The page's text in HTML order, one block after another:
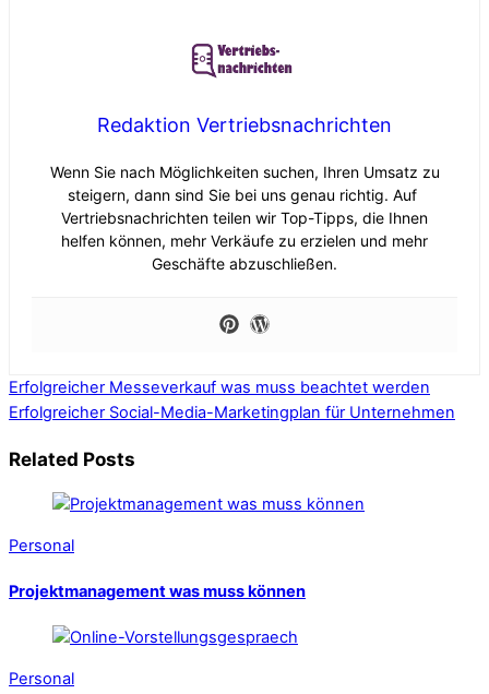
Redaktion Vertriebsnachrichten
Wenn Sie nach Möglichkeiten suchen, Ihren Umsatz zu
steigern, dann sind Sie bei uns genau richtig. Auf
Vertriebsnachrichten teilen wir Top-Tipps, die Ihnen
helfen können, mehr Verkäufe zu erzielen und mehr
Geschäfte abzuschließen.
Erfolgreicher Messeverkauf was muss beachtet werden
Erfolgreicher Social-Media-Marketingplan für Unternehmen
Related Posts
Personal
Projektmanagement was muss können
Personal